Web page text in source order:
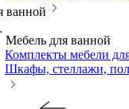
ванной
Мебель для ванной
Комплекты мебели
Шкафы, стеллажи,